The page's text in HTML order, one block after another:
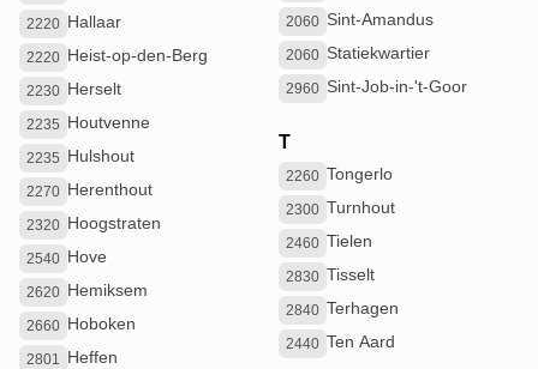
2220 Hallaar
2220 Heist-op-den-Berg
2230 Herselt
2235 Houtvenne
2235 Hulshout
2270 Herenthout
2320 Hoogstraten
2540 Hove
2620 Hemiksem
2660 Hoboken
2801 Heffen
2060 Sint-Amandus
2060 Statiekwartier
2960 Sint-Job-in-'t-Goor
T
2260 Tongerlo
2300 Turnhout
2460 Tielen
2830 Tisselt
2840 Terhagen
2440 Ten Aard